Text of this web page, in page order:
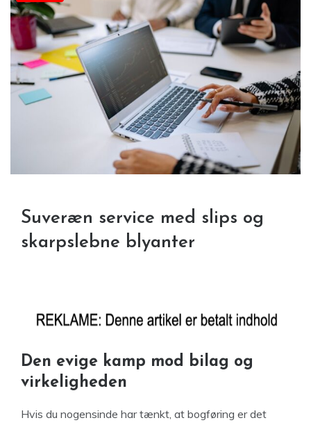
Suveræn service med slips og
skarpslebne blyanter
Den evige kamp mod bilag og
virkeligheden
Hvis du nogensinde har tænkt, at bogføring er det